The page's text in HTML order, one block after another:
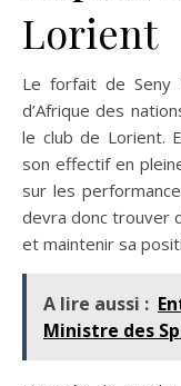
Lorient
Le forfait de Seny
d’Afrique des
le club de Lorient.
son effectif en
sur les
devra donc trouver
et maintenir sa
A lire aussi :
Ministre des